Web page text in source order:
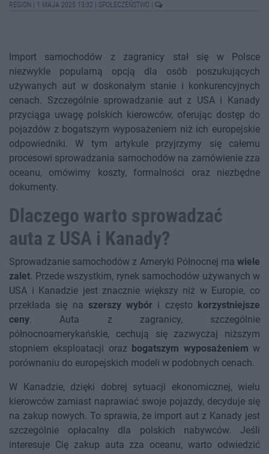
REGION 1 MAJA 2025 13:32 SPOŁECZEŃSTWO
Import samochodów z zagranicy stał się w Polsce
niezwykle popularną opcją dla osób poszukujących
używanych aut w doskonałym stanie i konkurencyjnych
cenach. Szczególnie sprowadzanie aut z USA i Kanady
przyciąga uwagę polskich kierowców, oferując dostęp do
pojazdów z bogatszym wyposażeniem niż ich europejskie
odpowiedniki. W tym artykule przyjrzymy się całemu
procesowi sprowadzania samochodów na zamówienie zza
oceanu, omówimy koszty, formalności oraz niezbędne
dokumenty.
Dlaczego warto sprowadzać
auta z USA i Kanady?
Sprowadzanie samochodów z Ameryki Północnej ma wiele
zalet. Przede wszystkim, rynek samochodów używanych w
USA i Kanadzie jest znacznie większy niż w Europie, co
przekłada się na szerszy wybór i często
korzystniejsze
ceny. Auta z zagranicy, szczególnie
północnoamerykańskie, cechują się zazwyczaj niższym
stopniem eksploatacji oraz bogatszym wyposażeniem w
porównaniu do europejskich modeli w podobnych cenach.
W Kanadzie, dzięki dobrej sytuacji ekonomicznej, wielu
kierowców zamiast naprawiać swoje pojazdy, decyduje się
na zakup nowych. To sprawia, że import aut z Kanady jest
szczególnie opłacalny dla polskich nabywców. Jeśli
interesuje Cię zakup auta zza oceanu, warto odwiedzić